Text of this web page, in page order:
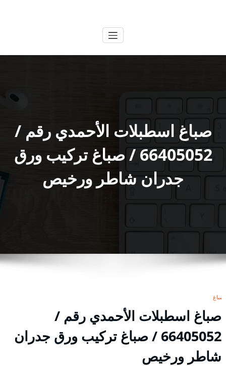
صباغ اسطبلات الأحمدي رقم /
66405052 / صباغ تركيب ورق
جدران شاطر ورخيص
صباغ
صباغ اسطبلات الأحمدي رقم /
66405052 / صباغ تركيب ورق جدران
شاطر ورخيص